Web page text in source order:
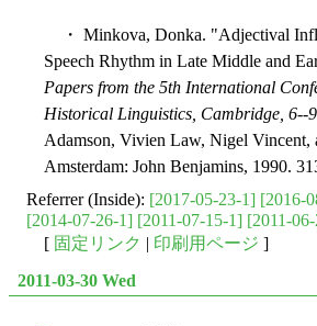
・ Minkova, Donka. "Adjectival
Speech Rhythm in Late Middle and
Papers from the 5th International
Historical Linguistics, Cambridge, 6--
Adamson, Vivien Law, Nigel Vincent,
Amsterdam: John Benjamins, 1990.
Referrer (Inside): [2017-05-23-1] [2016-
[2014-07-26-1] [2011-07-15-1] [2011-
[ 固定リンク | 印刷用ページ ]
2011-03-30 Wed